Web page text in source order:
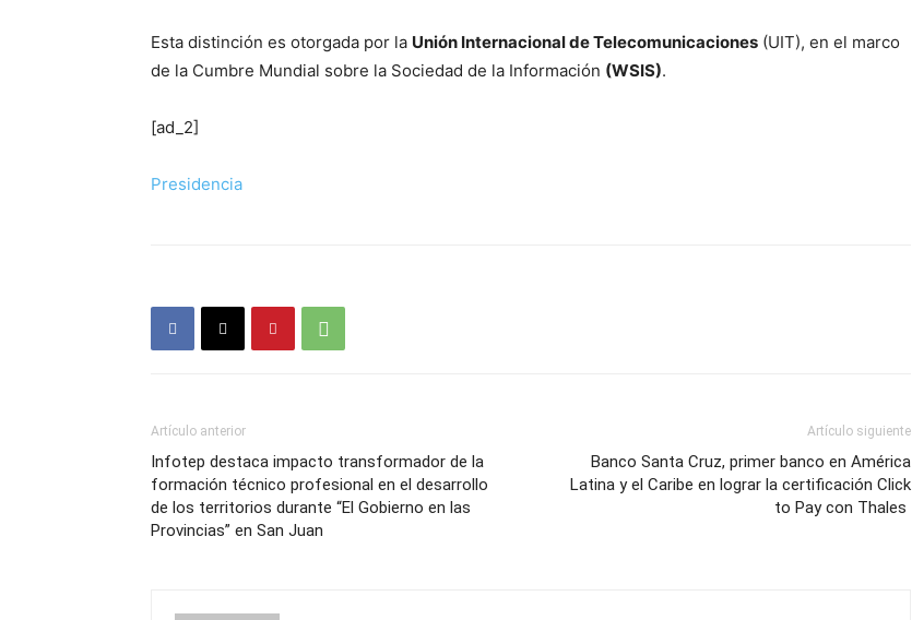
Esta distinción es otorgada por la Unión Internacional de Telecomunicaciones (UIT), en el marco
de la Cumbre Mundial sobre la Sociedad de la Información (WSIS).
[ad_2]
Presidencia
Artículo anterior
Infotep destaca impacto transformador de la
formación técnico profesional en el desarrollo
de los territorios durante “El Gobierno en las
Provincias” en San Juan
Artículo siguiente
Banco Santa Cruz, primer banco en América
Latina y el Caribe en lograr la certificación Click
to Pay con Thales